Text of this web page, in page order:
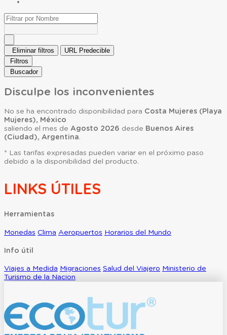
Eliminar filtros
URL Predecible
Filtros
Buscador
Disculpe los inconvenientes
No se ha encontrado disponibilidad para Costa Mujeres (Playa
Mujeres), México
saliendo el mes de Agosto 2026 desde Buenos Aires
(Ciudad), Argentina.
* Las tarifas expresadas pueden variar en el próximo paso
debido a la disponibilidad del producto.
LINKS ÚTILES
Herramientas
Monedas Clima Aeropuertos Horarios del Mundo
Info útil
Viajes a Medida Migraciones Salud del Viajero Ministerio de
Turismo de la Nacion